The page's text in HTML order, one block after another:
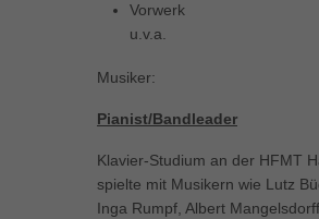
Vorwerk
u.v.a.
Musiker:
Pianist/Bandleader
Klavier-Studium an der HFMT
spielte mit Musikern wie Lutz
Inga Rumpf, Albert